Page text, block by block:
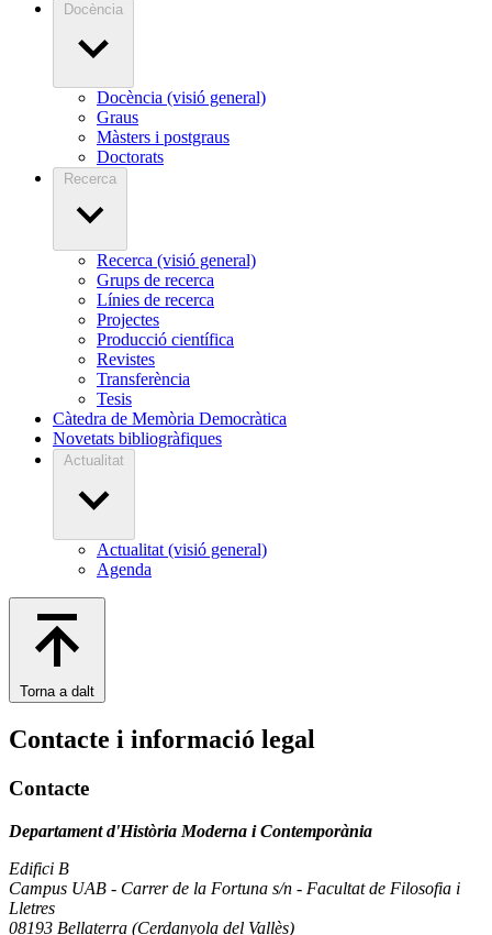
Docència
Docència (visió general)
Graus
Màsters i postgraus
Doctorats
Recerca
Recerca (visió general)
Grups de recerca
Línies de recerca
Projectes
Producció científica
Revistes
Transferència
Tesis
Càtedra de Memòria Democràtica
Novetats bibliogràfiques
Actualitat
Actualitat (visió general)
Agenda
Torna a dalt
Contacte i informació legal
Contacte
Departament d'Història Moderna i Contemporània
Edifici B
Campus UAB - Carrer de la Fortuna s/n - Facultat de Filosofia i
Lletres
08193 Bellaterra (Cerdanyola del Vallès)